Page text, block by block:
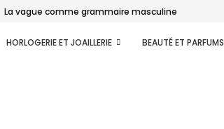
La vague comme grammaire masculine
HORLOGERIE ET JOAILLERIE BEAUTÉ ET PARFUMS